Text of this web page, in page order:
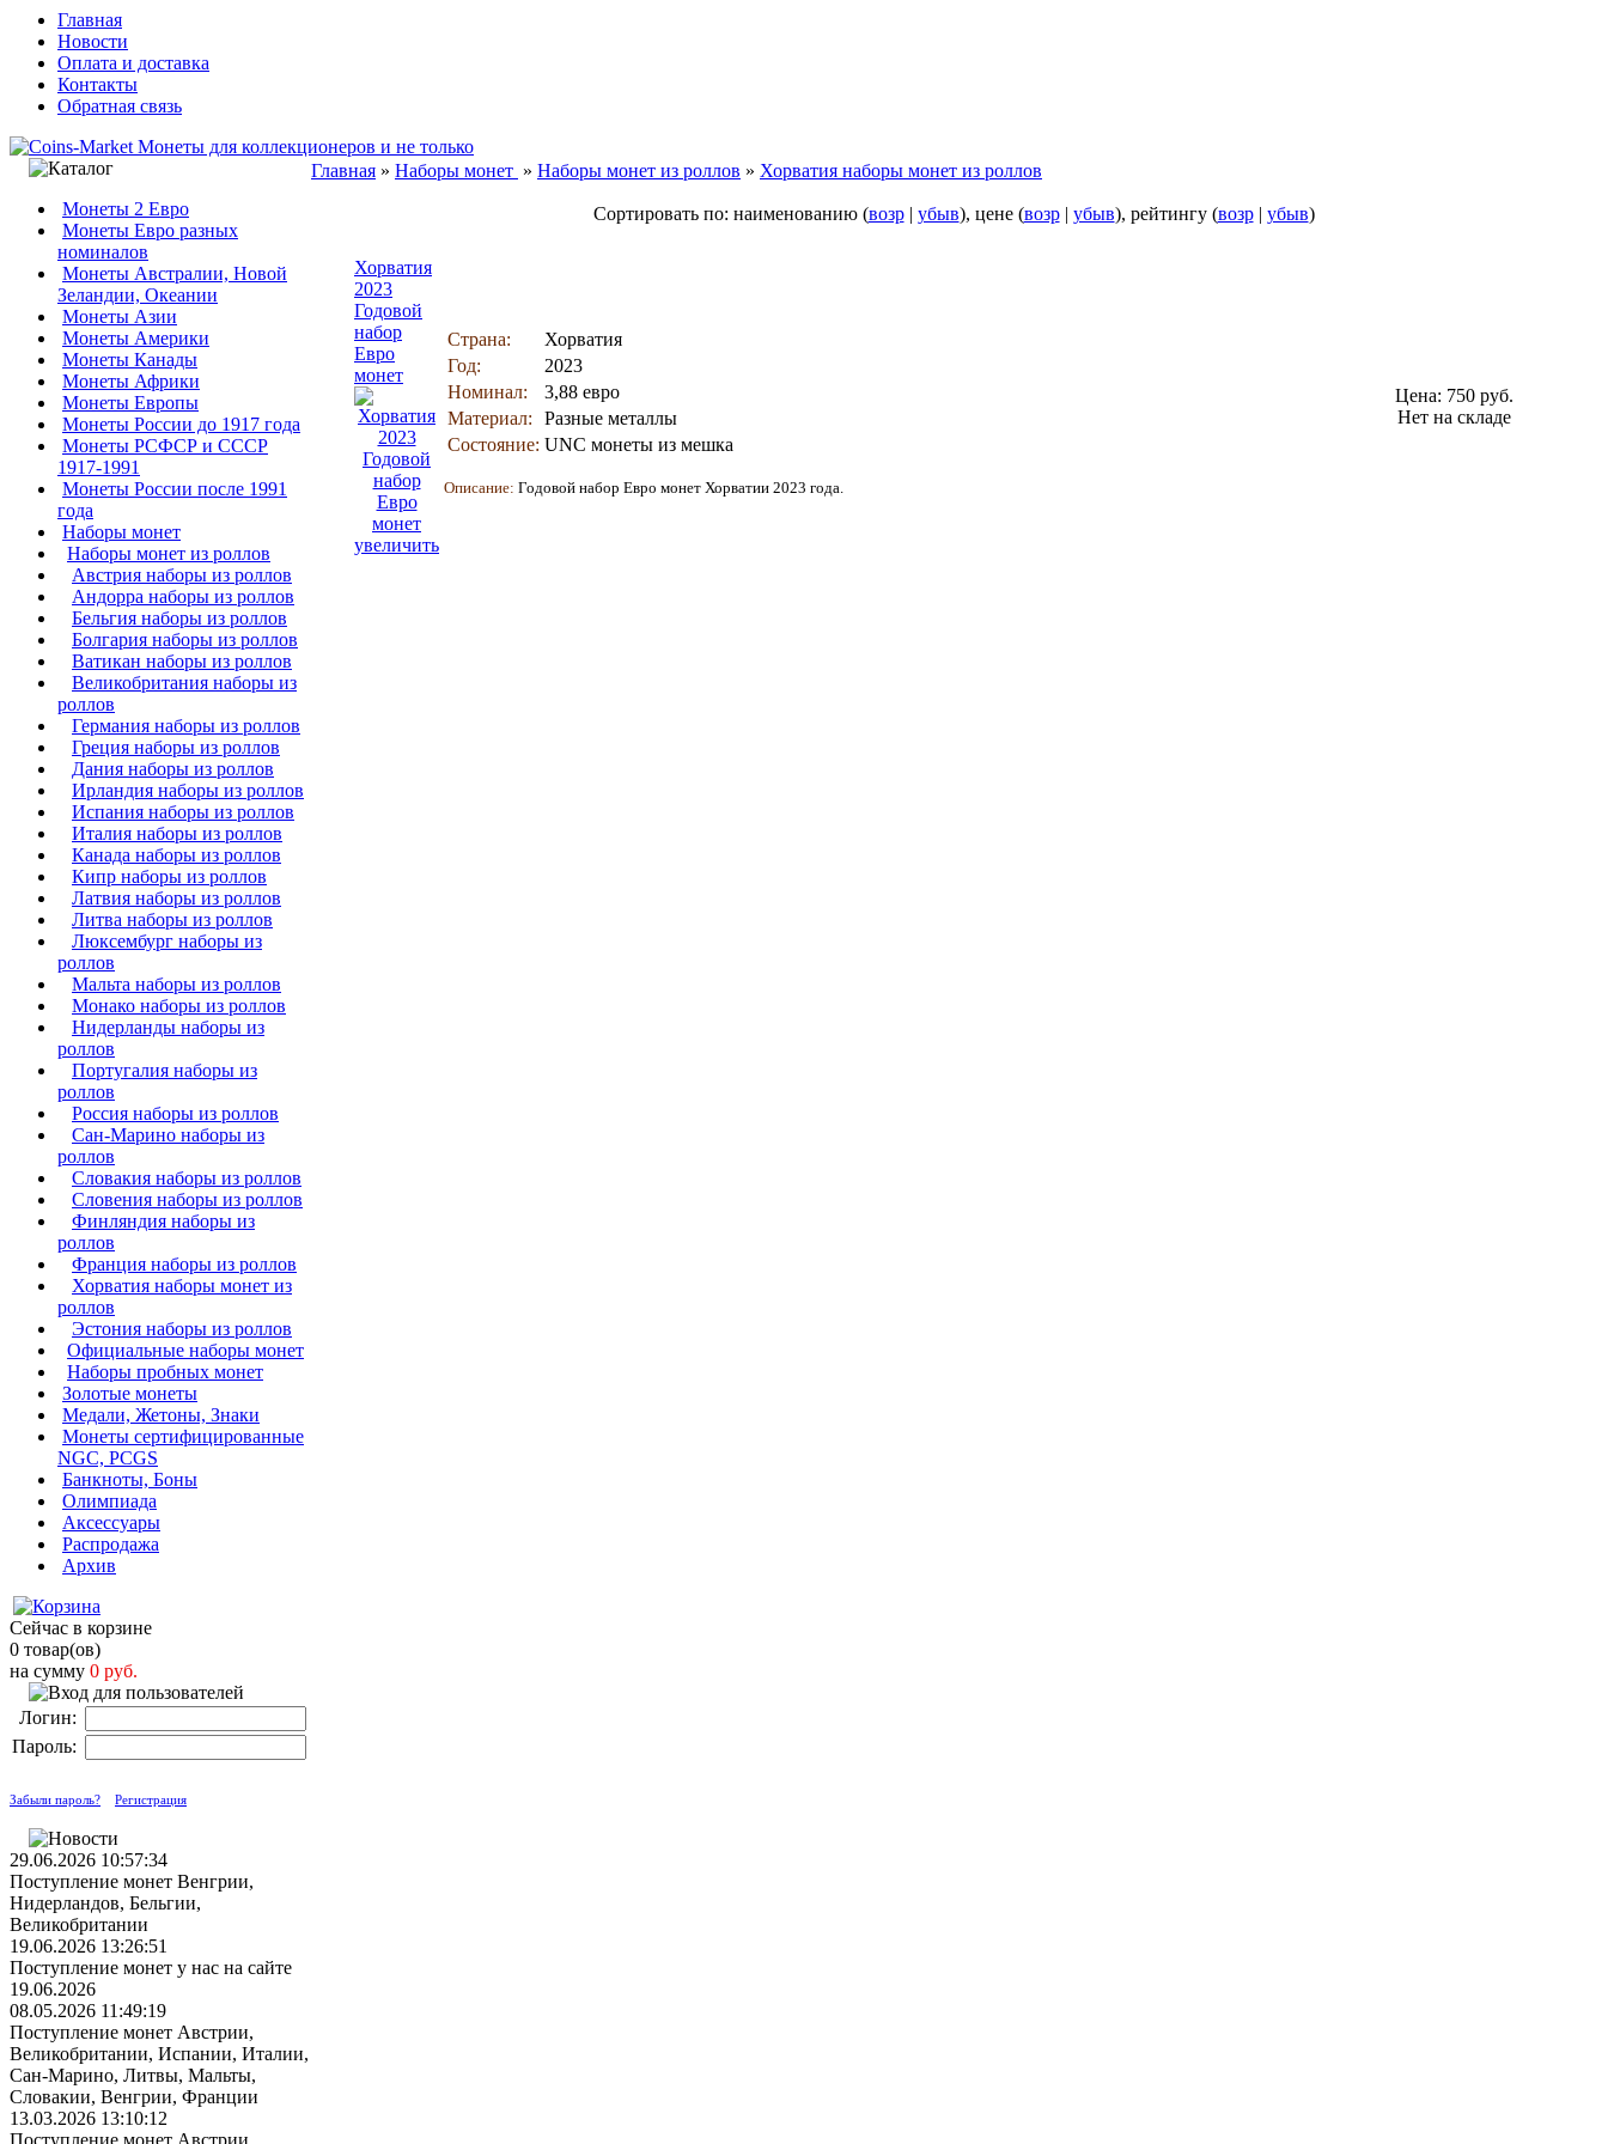
Главная
Новости
Оплата и доставка
Контакты
Обратная связь
Монеты 2 Евро
Монеты Евро разных
номиналов
Монеты Австралии, Новой
Зеландии, Океании
Монеты Азии
Монеты Америки
Монеты Канады
Монеты Африки
Монеты Европы
Монеты России до 1917 года
Монеты РСФСР и СССР
1917-1991
Монеты России после 1991
года
Наборы монет
Наборы монет из роллов
Австрия наборы из роллов
Андорра наборы из роллов
Бельгия наборы из роллов
Болгария наборы из роллов
Ватикан наборы из роллов
Великобритания наборы из
роллов
Германия наборы из роллов
Греция наборы из роллов
Дания наборы из роллов
Ирландия наборы из роллов
Испания наборы из роллов
Италия наборы из роллов
Канада наборы из роллов
Кипр наборы из роллов
Латвия наборы из роллов
Литва наборы из роллов
Люксембург наборы из
роллов
Мальта наборы из роллов
Монако наборы из роллов
Нидерланды наборы из
роллов
Португалия наборы из
роллов
Россия наборы из роллов
Сан-Марино наборы из
роллов
Словакия наборы из роллов
Словения наборы из роллов
Финляндия наборы из
роллов
Франция наборы из роллов
Хорватия наборы монет из
роллов
Эстония наборы из роллов
Официальные наборы монет
Наборы пробных монет
Золотые монеты
Медали, Жетоны, Знаки
Монеты сертифицированные
NGC, PCGS
Банкноты, Боны
Олимпиада
Аксессуары
Распродажа
Архив
Сейчас в корзине
0 товар(ов)
на сумму 0 руб.
Логин:
Пароль:
Забыли пароль? Регистрация
29.06.2026 10:57:34
Поступление монет Венгрии,
Нидерландов, Бельгии,
Великобритании
19.06.2026 13:26:51
Поступление монет у нас на сайте
19.06.2026
08.05.2026 11:49:19
Поступление монет Австрии,
Великобритании, Испании, Италии,
Сан-Марино, Литвы, Мальты,
Словакии, Венгрии, Франции
13.03.2026 13:10:12
Поступление монет Австрии,
Главная » Наборы монет » Наборы монет из роллов » Хорватия наборы монет из роллов
Сортировать по: наименованию (возр| убыв), цене (возр| убыв), рейтингу (возр| убыв)
Хорватия
2023
Годовой
набор
Евро
монет
увеличить
Страна:
Хорватия
Год:
2023
Номинал:
3,88 евро
Материал:
Разные металлы
Состояние: UNC монеты из мешка
Описание: Годовой набор Евро монет Хорватии 2023 года.
Цена: 750 руб.
Нет на складе